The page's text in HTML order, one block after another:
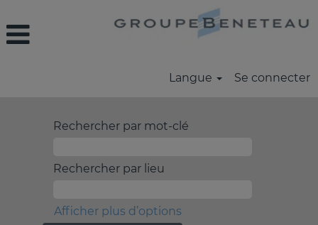
Langue Se connecter
Rechercher par mot-clé
Rechercher par lieu
Afficher plus d’options